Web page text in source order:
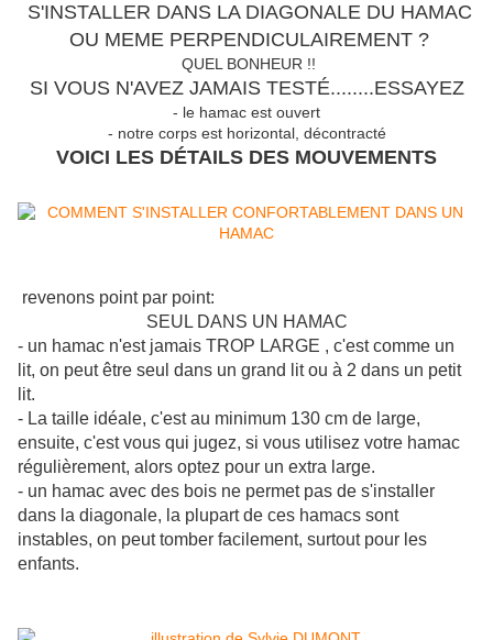
S'INSTALLER DANS LA DIAGONALE DU HAMAC
OU MEME PERPENDICULAIREMENT ?
QUEL BONHEUR !!
SI VOUS N'AVEZ JAMAIS TESTÉ........ESSAYEZ
- le hamac est ouvert
- notre corps est horizontal, décontracté
VOICI LES DÉTAILS DES MOUVEMENTS
revenons point par point:
SEUL DANS UN HAMAC
- un hamac n'est jamais TROP LARGE , c'est comme un
lit, on peut être seul dans un grand lit ou à 2 dans un petit
lit.
- La taille idéale, c'est au minimum 130 cm de large,
ensuite, c'est vous qui jugez, si vous utilisez votre hamac
régulièrement, alors optez pour un extra large.
- un hamac avec des bois ne permet pas de s'installer
dans la diagonale, la plupart de ces hamacs sont
instables, on peut tomber facilement, surtout pour les
enfants.